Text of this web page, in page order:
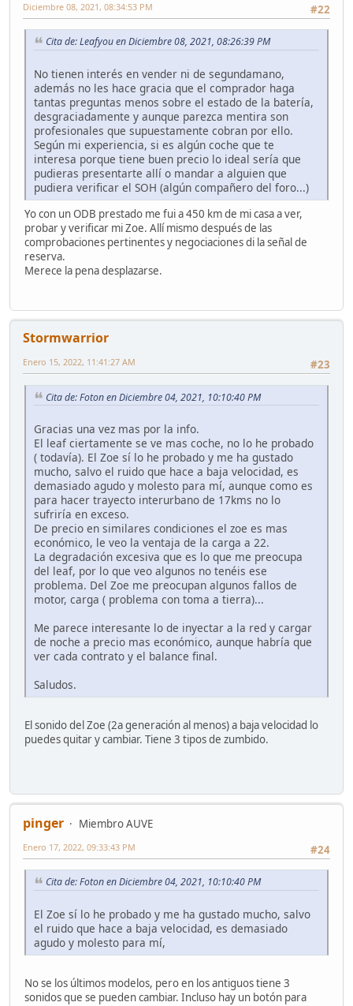
#22
Diciembre 08, 2021, 08:34:53 PM
Cita de: Leafyou en Diciembre 08, 2021, 08:26:39 PM
No tienen interés en vender ni de segundamano,
además no les hace gracia que el comprador haga
tantas preguntas menos sobre el estado de la batería,
desgraciadamente y aunque parezca mentira son
profesionales que supuestamente cobran por ello.
Según mi experiencia, si es algún coche que te
interesa porque tiene buen precio lo ideal sería que
pudieras presentarte allí o mandar a alguien que
pudiera verificar el SOH (algún compañero del foro...)
Yo con un ODB prestado me fui a 450 km de mi casa a ver,
probar y verificar mi Zoe. Allí mismo después de las
comprobaciones pertinentes y negociaciones di la señal de
reserva.
Merece la pena desplazarse.
Stormwarrior
#23
Enero 15, 2022, 11:41:27 AM
Cita de: Foton en Diciembre 04, 2021, 10:10:40 PM
Gracias una vez mas por la info.
El leaf ciertamente se ve mas coche, no lo he probado
( todavía). El Zoe sí lo he probado y me ha gustado
mucho, salvo el ruido que hace a baja velocidad, es
demasiado agudo y molesto para mí, aunque como es
para hacer trayecto interurbano de 17kms no lo
sufriría en exceso.
De precio en similares condiciones el zoe es mas
económico, le veo la ventaja de la carga a 22.
La degradación excesiva que es lo que me preocupa
del leaf, por lo que veo algunos no tenéis ese
problema. Del Zoe me preocupan algunos fallos de
motor, carga ( problema con toma a tierra)...
Me parece interesante lo de inyectar a la red y cargar
de noche a precio mas económico, aunque habría que
ver cada contrato y el balance final.
Saludos.
El sonido del Zoe (2a generación al menos) a baja velocidad lo
puedes quitar y cambiar. Tiene 3 tipos de zumbido.
pinger
Miembro AUVE
#24
Enero 17, 2022, 09:33:43 PM
Cita de: Foton en Diciembre 04, 2021, 10:10:40 PM
El Zoe sí lo he probado y me ha gustado mucho, salvo
el ruido que hace a baja velocidad, es demasiado
agudo y molesto para mí,
No se los últimos modelos, pero en los antiguos tiene 3
sonidos que se pueden cambiar. Incluso hay un botón para